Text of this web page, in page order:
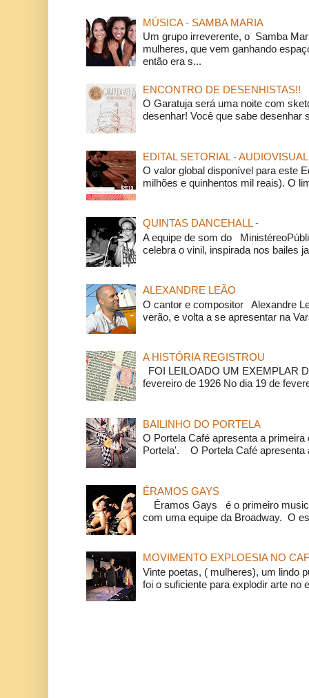
MÚSICA - SAMBA MARIA
Um grupo irreverente, o Samba
mulheres, que vem ganhando
então era s...
ENCONTRO DE DESENHISTAS!!
O Garatuja será uma noite com
desenhar! Você que sabe desenhar
EDITAL SETORIAL - AUDIOVISUAL
O valor global disponível para este
milhões e quinhentos mil reais). O
QUINTAS DANCEHALL -
A equipe de som do
celebra o vinil, inspirada nos bailes
ALEXANDRE LEÃO
O cantor e compositor Alexandre
verão, e volta a se apresentar na
A HISTÓRIA REGISTROU
FOI LEILOADO UM EXEMPLAR
fevereiro de 1926 No dia 19 de
BAILINHO DO PORTELA
O Portela Café apresenta a
Portela'. O Portela Café apresenta
ÉRAMOS GAYS
Éramos Gays é o primeiro
com uma equipe da Broadway. O
MOVIMENTO EXPLOESIA NO
Vinte poetas, ( mulheres), um lindo
foi o suficiente para explodir arte no